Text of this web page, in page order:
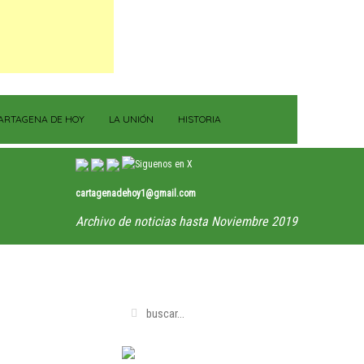
DE HOY LA UNIÓN HISTORIA
cartagenadehoy1@gmail.com
Archivo de noticias hasta Noviembre 2019